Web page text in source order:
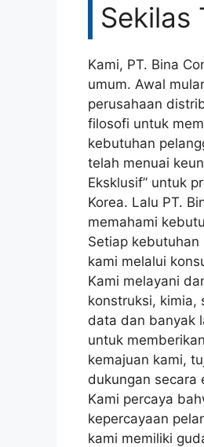
Sekilas
Kami, PT. Bina
umum. Awal
perusahaan
filosofi untuk
kebutuhan
telah menuai
Eksklusif” untuk
Korea. Lalu PT.
memahami
Setiap
kami melalui
Kami melayani
konstruksi, kimia,
data dan banyak
untuk
kemajuan kami,
dukungan secara
Kami percaya
kepercayaan
kami memiliki